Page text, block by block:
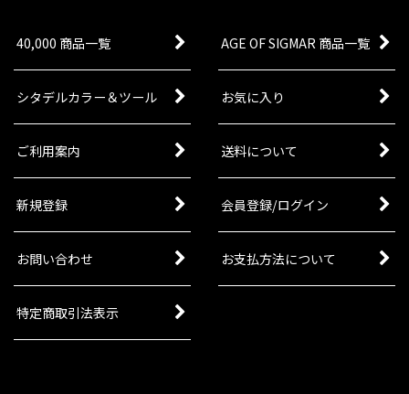
で小さな悪意のあるデーモンが成長すると「ナー
グリング」と呼ばれるようになる。彼らの小さな
[マゴットキン・オヴ・ナーグル] プレーグベアラ
1点
ナーグル神に仕える腐臭漂うディーモン軍勢の大
ている者も少なくはない。<ナーグルの腐れ病>に
40,000 商品一覧 AGE OF SIGMAR 商品一覧
シタデルカラー＆ツール お気に入り
ご利用案内 送料について
新規登録 会員登録/ログイン
お問い合わせ お支払方法について
特定商取引法表示